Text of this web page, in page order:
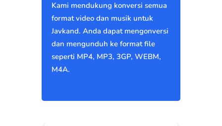
Kami mendukung konversi semua
format video dan musik untuk
Javkand. Anda dapat mengonversi
dan mengunduh ke format file
seperti MP4, MP3, 3GP, WEBM,
M4A.